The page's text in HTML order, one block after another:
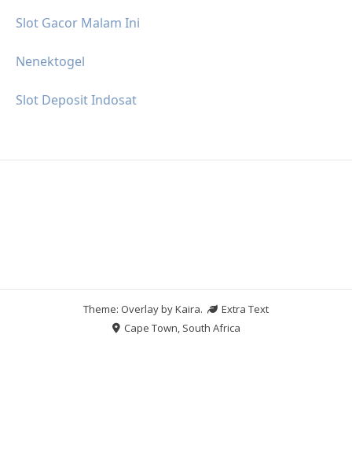
Slot Gacor Malam Ini
Nenektogel
Slot Deposit Indosat
Theme: Overlay byKaira.
Extra Text
Cape Town, South Africa